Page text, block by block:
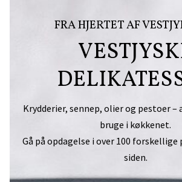
FRA HJERTET AF
Krydderier, sennep, olier og pestoer –
bruge i køkkenet.
Gå på opdagelse i over 100
siden.